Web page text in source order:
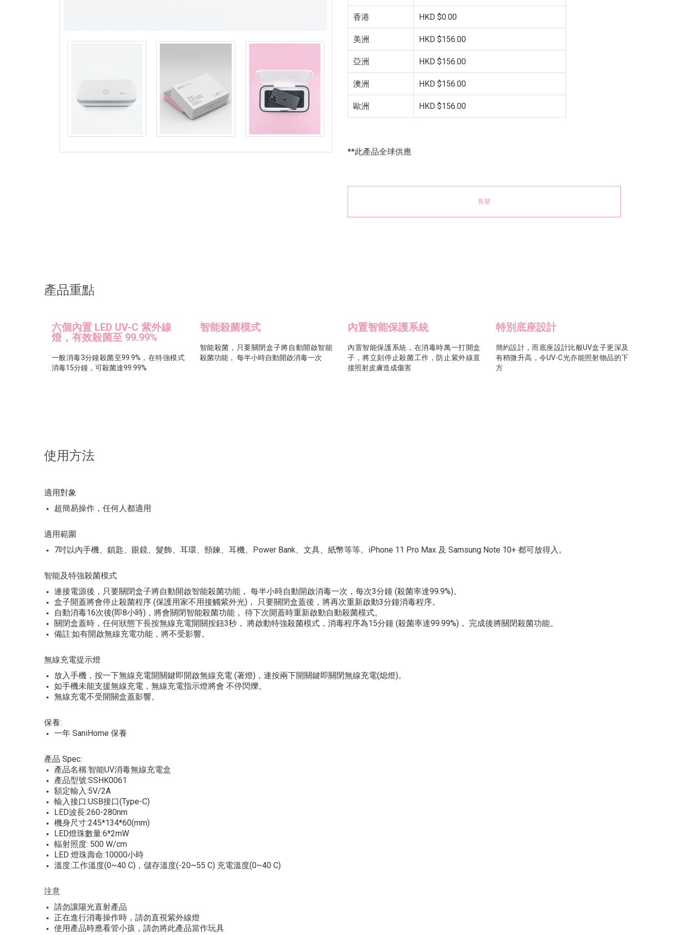
香港 HKD $0.00
美洲 HKD $156.00
亞洲 HKD $156.00
澳洲 HKD $156.00
歐洲 HKD $156.00
**此產品全球供應
售罄
產品重點
六個內置 LED UV-C 紫外線
燈，有效殺菌至 99.99%
一般消毒3分鐘殺菌至99.9%，在特強模式
消毒15分鐘，可殺菌達99.99%
智能殺菌模式
智能殺菌，只要關閉盒子將自動開啟智能
殺菌功能， 每半小時自動開啟消毒一次
內置智能保護系統
內置智能保護系統，在消毒時萬一打開盒
子，將立刻停止殺菌工作，防止紫外線直
接照射皮膚造成傷害
特別底座設計
簡約設計，而底座設計比般UV盒子更深及
有稍微升高，令UV-C光亦能照射物品的下
方
使用方法
適用對象
超簡易操作，任何人都適用
適用範圍
7吋以內手機、鎖匙、眼鏡、髮飾、耳環、頸鍊、耳機、Power Bank、文具、紙幣等等。iPhone 11 Pro Max 及 Samsung Note 10+ 都可放得入。
智能及特強殺菌模式
連接電源後，只要關閉盒子將自動開啟智能殺菌功能， 每半小時自動開啟消毒一次，每次3分鐘 (殺菌率達99.9%)。
盒子開蓋將會停止殺菌程序 (保護用家不用接觸紫外光)， 只要關閉盒蓋後，將再次重新啟動3分鐘消毒程序。
自動消毒16次後(即8小時)，將會關閉智能殺菌功能， 待下次開蓋時重新啟動自動殺菌模式。
關閉盒蓋時，任何狀態下長按無線充電開關按鈕3秒， 將啟動特強殺菌模式，消毒程序為15分鐘 (殺菌率達99.99%)， 完成後將關閉殺菌功能。
備註:如有開啟無線充電功能，將不受影響。
無線充電提示燈
放入手機，按一下無線充電開關鍵即開啟無線充電 (著燈)，連按兩下開關鍵即關閉無線充電(熄燈)。
如手機未能支援無線充電，無線充電指示燈將會 不停閃爍。
無線充電不受開關盒蓋影響。
保養:
一年 SaniHome 保養
產品 Spec:
產品名稱:智能UV消毒無線充電盒
產品型號:SSHK0061
額定輸入:5V/2A
輸入接口:USB接口(Type-C)
LED波長:260-280nm
機身尺寸:245*134*60(mm)
LED燈珠數量:6*2mW
輻射照度: 500 W/cm
LED 燈珠壽命:10000小時
溫度:工作溫度(0~40 C)，儲存溫度(-20~55 C) 充電溫度(0~40 C)
注意
請勿讓陽光直射產品
正在進行消毒操作時，請勿直視紫外線燈
使用產品時應看管小孩，請勿將此產品當作玩具